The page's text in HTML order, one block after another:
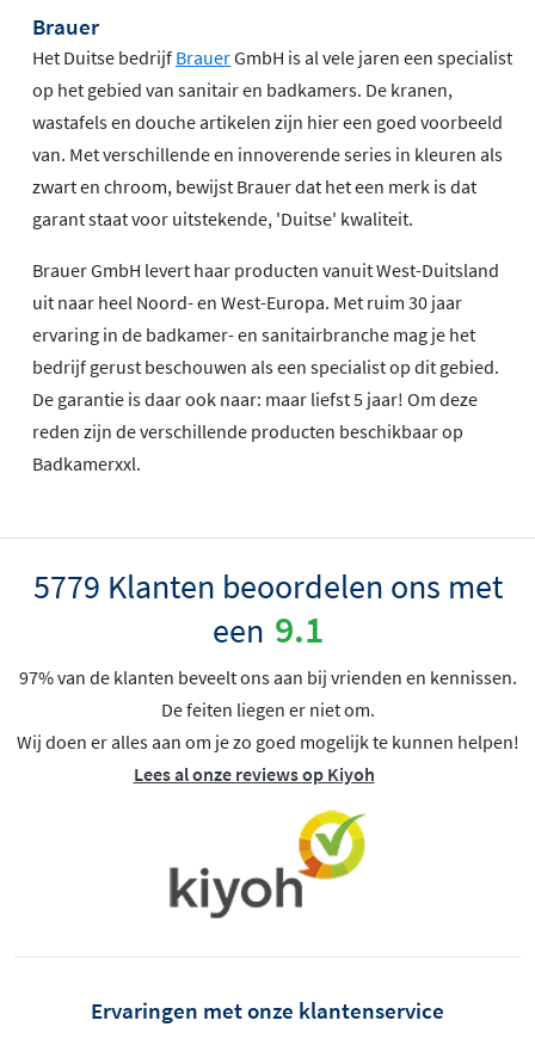
Brauer
Het Duitse bedrijf BrauerGmbH is al vele jaren een specialist
op het gebied van sanitair en badkamers. De kranen,
wastafels en douche artikelen zijn hier een goed voorbeeld
van. Met verschillende en innoverende series in kleuren als
zwart en chroom, bewijst Brauer dat het een merk is dat
garant staat voor uitstekende, 'Duitse' kwaliteit.
Brauer GmbH levert haar producten vanuit West-Duitsland
uit naar heel Noord- en West-Europa. Met ruim 30 jaar
ervaring in de badkamer- en sanitairbranche mag je het
bedrijf gerust beschouwen als een specialist op dit gebied.
De garantie is daar ook naar: maar liefst 5 jaar! Om deze
reden zijn de verschillende producten beschikbaar op
Badkamerxxl.
5779 Klanten beoordelen ons met
een 9.1
97% van de klanten beveelt ons aan bij vrienden en kennissen.
De feiten liegen er niet om.
Wij doen er alles aan om je zo goed mogelijk te kunnen helpen!
Lees al onze reviews op Kiyoh
Ervaringen met onze klantenservice